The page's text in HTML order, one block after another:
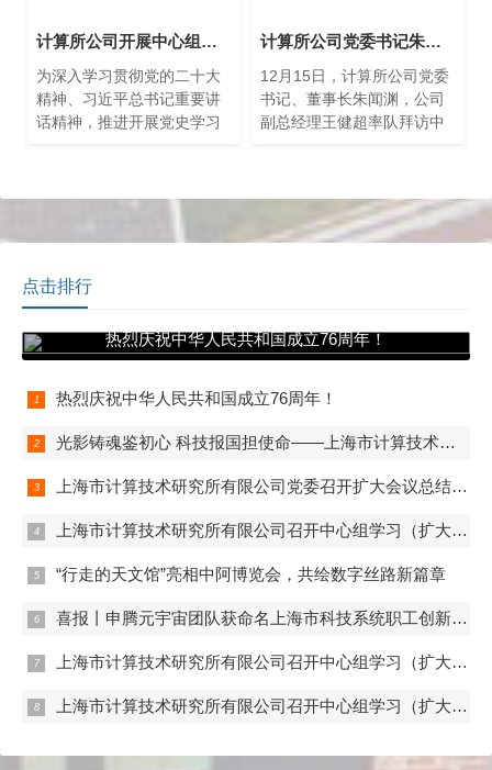
计算所公司开展中心组学习——赴中共三大后中央局机关历史纪念馆参观学习
为深入学习贯彻党的二十大
精神、习近平总书记重要讲
话精神，推进开展党史学习
计算所公司党委书记朱闻渊率队拜访中国太平洋保险（集团）股份有限公司
12月15日，计算所公司党委
书记、董事长朱闻渊，公司
副总经理王健超率队拜访中
略研究中心、信息安全部、
点击排行
热烈庆祝中华人民共和国成立76周年！
热烈庆祝中华人民共和国成立76周年！
光影铸魂鉴初心 科技报国担使命——上海市计算技术研究所有限公司第一、第二、第五党支部组织观看电影《731》
上海市计算技术研究所有限公司党委召开扩大会议总结学习教育
上海市计算技术研究所有限公司召开中心组学习（扩大）会——组织观看抗战胜利80周年阅兵
“行走的天文馆”亮相中阿博览会，共绘数字丝路新篇章
喜报丨申腾元宇宙团队获命名上海市科技系统职工创新工作室
上海市计算技术研究所有限公司召开中心组学习（扩大）会——专题学习内控管理
上海市计算技术研究所有限公司召开中心组学习（扩大）会——专题学习数据流通与数据合规 数据产权与公共数据授权运营